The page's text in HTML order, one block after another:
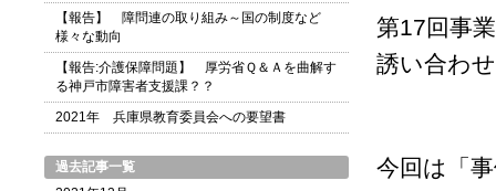
第17回事
誘い合わ
今回は「
【報告】 障問連の取り組み～国の制度など
様々な動向
【報告:介護保障問題】 厚労省Ｑ＆Ａを曲解す
る神戸市障害者支援課？？
2021年 兵庫県教育委員会への要望書
過去記事一覧